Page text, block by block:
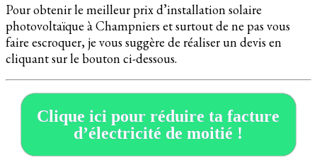
Pour obtenir le meilleur prix d’installation solaire
photovoltaïque à Champniers et surtout de ne pas vous
faire escroquer, je vous suggère de réaliser un devis en
cliquant sur le bouton ci-dessous.
Clique ici pour réduire ta facture
d’électricité de moitié !